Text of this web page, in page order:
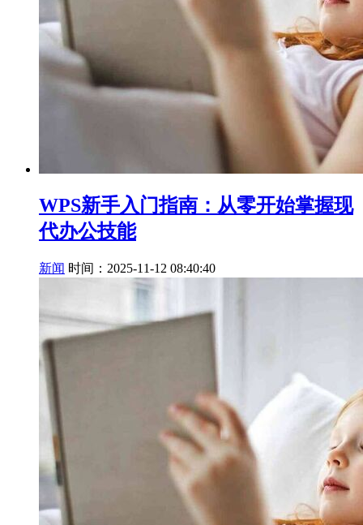
WPS新手入门指南：从零开始掌握现
代办公技能
新闻 时间：2025-11-12 08:40:40